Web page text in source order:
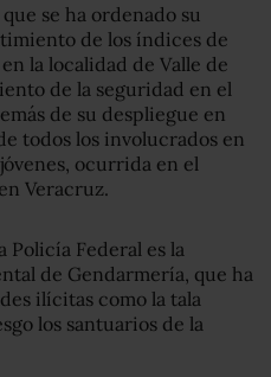
se ha ordenado su
de los índices de
la localidad de Valle de
de la seguridad en el
de su despliegue en
todos los involucrados en
ocurrida en el
Veracruz.
Policía Federal es la
de Gendarmería, que ha
ilícitas como la tala
los santuarios de la